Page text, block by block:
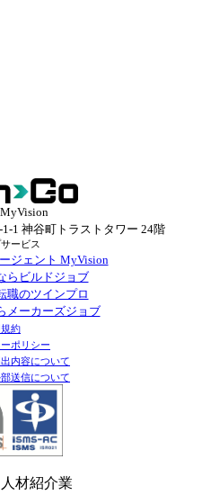
1 神谷町トラストタワー 24階
ービス
ジェント MyVision
らビルドジョブ
職のツインプロ
メーカーズジョブ
約
ポリシー
内容について
送信について
材紹介業